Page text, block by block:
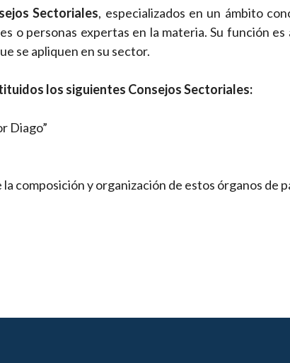
Sectoriales, especializados en un ámbito
o personas expertas en la materia. Su función
se apliquen en su sector.
los siguientes Consejos Sectoriales:
Diago”
composición y organización de estos órganos de